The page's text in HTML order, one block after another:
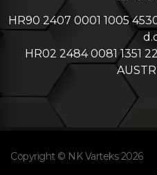
HR90 2407 0001 1005
HR02 2484 0081 1351
Copyright © NK Varteks 2026